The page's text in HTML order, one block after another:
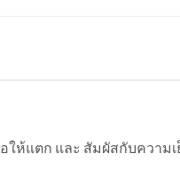
ให้แตก และ สัมผัสกับควา